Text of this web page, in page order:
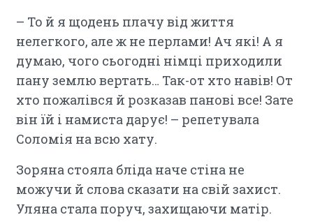
– То й я щодень плачу від життя
нелегкого, але ж не перлами! Ач які! А я
думаю, чого сьогодні німці приходили
пану землю вертать… Так-от хто навів! От
хто пожалівся й розказав панові все! Зате
він їй і намиста дарує! – репетувала
Соломія на всю хату.
Зоряна стояла бліда наче стіна не
можучи й слова сказати на свій захист.
Уляна стала поруч, захищаючи матір.